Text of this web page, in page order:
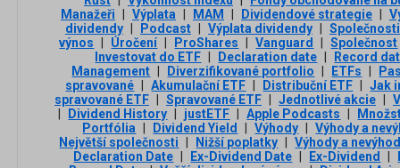
Manažeři
Výplata MAM Dividendové strategie
dividendy
Podcast Výplata dividendy
Společnosti
výnos
Úročení ProShares Vanguard
Společnost
Investovat do ETF
Declaration date
Record
Management
Diverzifikované portfolio ETFs
spravované
Akumulační ETF Distribuční ETF
Jak
spravované ETF
Spravované ETF Jednotlivé akcie
Dividend History justETF Apple Podcasts
Portfólia
Dividend Yield Výhody
Výhody a
Největší společnosti
Nižší poplatky
Výhody a
Declaration Date
Ex-Dividend Date Ex-Dividend